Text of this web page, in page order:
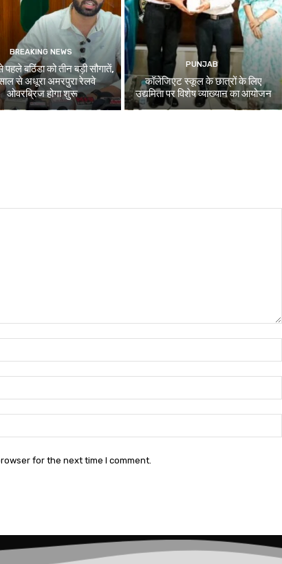
BREAKING NEWS
पहले बठिंडा को तीन बड़ी सौगातें,
से अधूरा अमरपुरा रेलवे
ओवरब्रिज होगा शुरू
PUNJAB
कॉलेजिएट स्कूल के छात्रों के लिए
उद्यमिता पर विशेष व्याख्यान का आयोजन
for the next time I comment.